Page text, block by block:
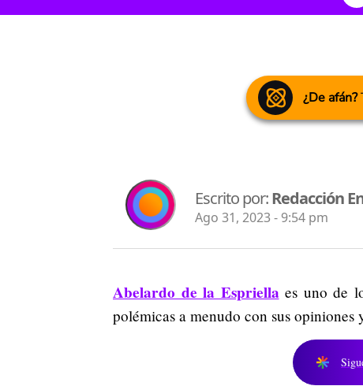
¿De afán?
Escrito por:Redacción
Ago 31, 2023 - 9:54 pm
Abelardo de la Espriellaes uno de
polémicas a menudo con sus opiniones